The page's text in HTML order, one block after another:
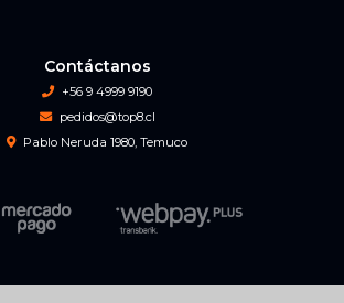
Contáctanos
+56 9 4999 9190
pedidos@top8.cl
Pablo Neruda 1980, Temuco
Top 8 Game Center © 2026